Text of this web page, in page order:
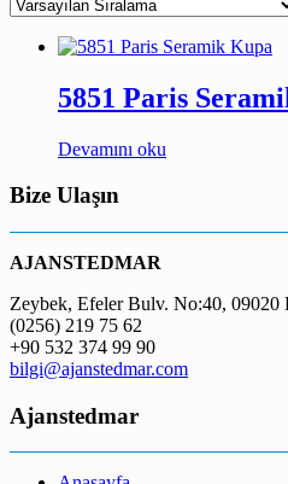
5851 Paris
Devamını oku
Bize Ulaşın
AJANSTEDMAR
Zeybek, Efeler Bulv. No:40, 09020
(0256) 219 75 62
+90 532 374 99 90
bilgi@ajanstedmar.com
Ajanstedmar